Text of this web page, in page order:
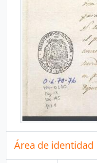
Área de identidad